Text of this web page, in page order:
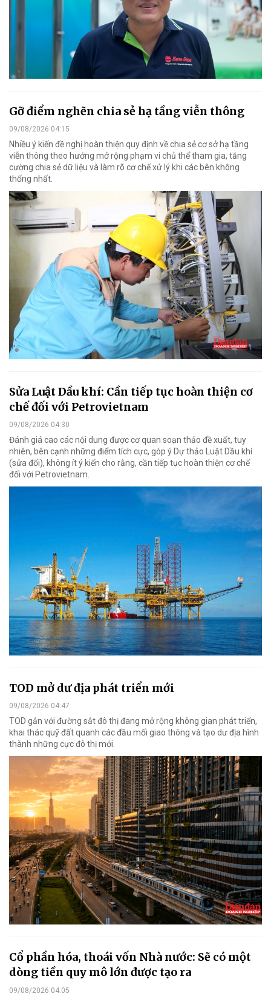
Gỡ điểm nghẽn chia sẻ hạ tầng viễn thông
09/08/2026 04:15
Nhiều ý kiến đề nghị hoàn thiện quy định về chia sẻ cơ sở hạ tầng
viễn thông theo hướng mở rộng phạm vi chủ thể tham gia, tăng
cường chia sẻ dữ liệu và làm rõ cơ chế xử lý khi các bên không
thống nhất.
Sửa Luật Dầu khí: Cần tiếp tục hoàn thiện cơ
chế đối với Petrovietnam
09/08/2026 04:30
Đánh giá cao các nội dung được cơ quan soạn thảo đề xuất, tuy
nhiên, bên cạnh những điểm tích cực, góp ý Dự thảo Luật Dầu khí
(sửa đổi), không ít ý kiến cho rằng, cần tiếp tục hoàn thiện cơ chế
đối với Petrovietnam.
TOD mở dư địa phát triển mới
09/08/2026 04:47
TOD gắn với đường sắt đô thị đang mở rộng không gian phát triển,
khai thác quỹ đất quanh các đầu mối giao thông và tạo dư địa hình
thành những cực đô thị mới.
Cổ phần hóa, thoái vốn Nhà nước: Sẽ có một
dòng tiền quy mô lớn được tạo ra
09/08/2026 04:05